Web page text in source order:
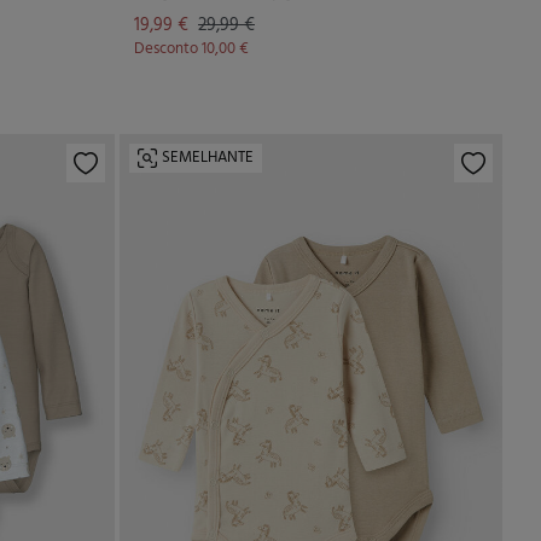
19,99 € 29,99 €
Desconto10,00 €
SEMELHANTE